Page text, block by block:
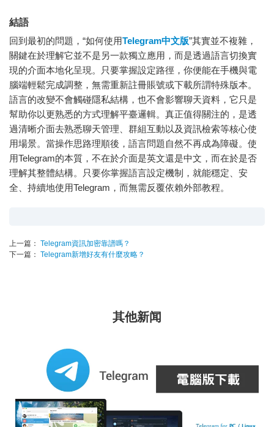
結語
回到最初的問題，“如何使用Telegram中文版”其實並不複雜，
關鍵在於理解它並不是另一款獨立應用，而是透過語言切換實
現的介面本地化呈現。只要掌握設定路徑，你便能在手機與電
腦端輕鬆完成調整，無需重新註冊賬號或下載所謂特殊版本。
語言的改變不會觸碰隱私結構，也不會影響聊天資料，它只是
幫助你以更熟悉的方式理解平臺邏輯。真正值得關注的，是透
過清晰介面去熟悉聊天管理、群組互動以及資訊檢索等核心使
用場景。當操作思路理順後，語言問題自然不再成為障礙。使
用Telegram的本質，不在於介面是英文還是中文，而在於是否
理解其整體結構。只要你掌握語言設定機制，就能穩定、安
全、持續地使用Telegram，而無需反覆依賴外部教程。
上一篇： Telegram資訊加密靠譜嗎？
下一篇： Telegram新增好友有什麼攻略？
其他新闻